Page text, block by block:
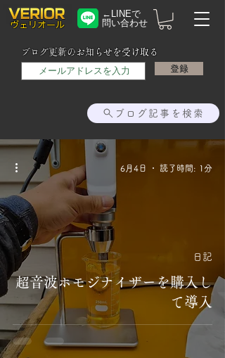
​ヴェリオール
←LINEで
問い合わせ
ブログ更新のお知らせを受け取る
メールアドレス
登録
ブログ記事を検索
超音波ホモジナイザーを購入し
て導入
日記
6月4日 読了時間: 1分